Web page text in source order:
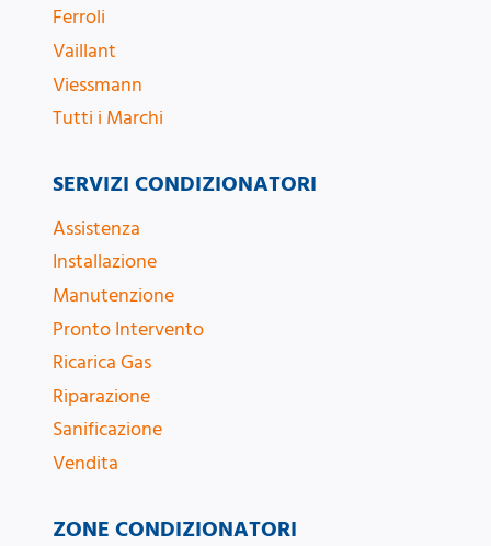
Ferroli
Vaillant
Viessmann
Tutti i Marchi
ZONE CONDIZIONATORI
SERVIZI CONDIZIONATORI
Assistenza
Installazione
Manutenzione
Pronto Intervento
Ricarica Gas
Riparazione
Sanificazione
Vendita